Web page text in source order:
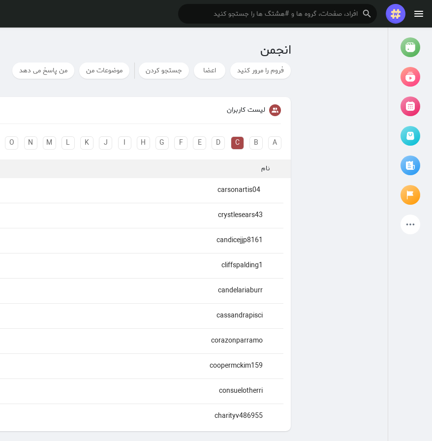
ریلزها
رویدادهای من
ارائه می دهد
انجمن
فروم را مرور کنید اعضا جستجو کردن موضوعات من من پاسخ می دهد
لیست کاربران
A
B
C
D
E
F
G
H
I
J
K
L
M
N
O
نام
carsonartis04
crystlesears43
candicejjp8161
cliffspalding1
candelariaburr
cassandrapisci
corazonparramo
coopermckim159
consuelotherri
charityv486955